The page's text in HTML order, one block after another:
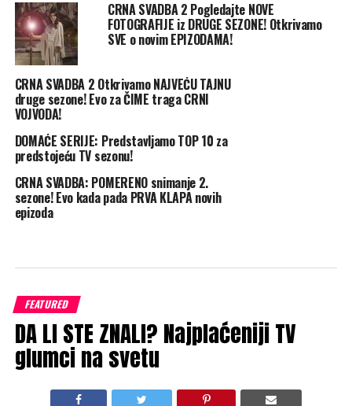
CRNA SVADBA 2 Pogledajte NOVE
FOTOGRAFIJE iz DRUGE SEZONE! Otkrivamo
SVE o novim EPIZODAMA!
CRNA SVADBA 2 Otkrivamo NAJVEĆU TAJNU
druge sezone! Evo za ČIME traga CRNI
VOJVODA!
DOMAĆE SERIJE: Predstavljamo TOP 10 za
predstojeću TV sezonu!
CRNA SVADBA: POMERENO snimanje 2.
sezone! Evo kada pada PRVA KLAPA novih
epizoda
FEATURED
DA LI STE ZNALI? Najplaćeniji TV
glumci na svetu